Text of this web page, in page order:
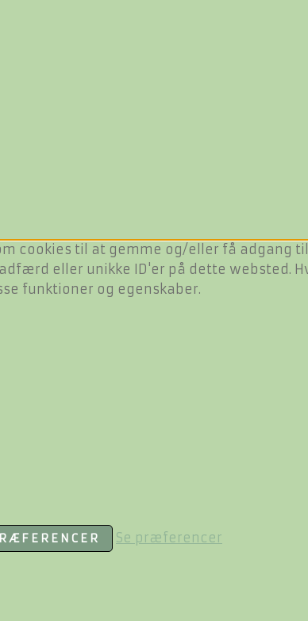
cookies til at gemme og/eller få adgang
eller unikke ID'er på dette websted.
funktioner og egenskaber.
Se præferencer